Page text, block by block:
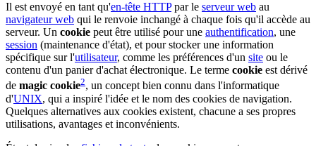
Il est envoyé en tant qu'en-tête HTTPpar le serveur web au
navigateur web qui le renvoie inchangé à chaque fois qu'il accède au
serveur. Un cookie peut être utilisé pour une authentification, une
session (maintenance d'état), et pour stocker une information
spécifique sur l'utilisateur, comme les préférences d'un site ou le
contenu d'un panier d'achat électronique. Le terme cookie est dérivé
de magic cookie2, un concept bien connu dans l'informatique
d'UNIX, qui a inspiré l'idée et le nom des cookies de navigation.
Quelques alternatives aux cookies existent, chacune a ses propres
utilisations, avantages et inconvénients.